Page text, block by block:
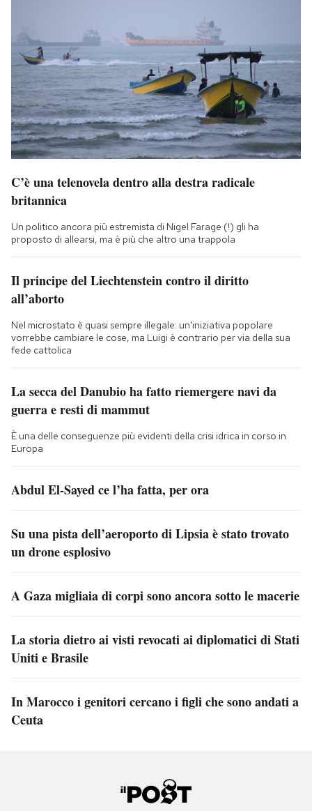
C’è una telenovela dentro alla destra radicale
britannica
Un politico ancora più estremista di Nigel Farage (!) gli ha
proposto di allearsi, ma è più che altro una trappola
Il principe del Liechtenstein contro il diritto
all’aborto
Nel microstato è quasi sempre illegale: un'iniziativa popolare
vorrebbe cambiare le cose, ma Luigi è contrario per via della sua
fede cattolica
La secca del Danubio ha fatto riemergere navi da
guerra e resti di mammut
È una delle conseguenze più evidenti della crisi idrica in corso in
Europa
Abdul El-Sayed ce l’ha fatta, per ora
Su una pista dell’aeroporto di Lipsia è stato trovato
un drone esplosivo
A Gaza migliaia di corpi sono ancora sotto le macerie
La storia dietro ai visti revocati ai diplomatici di Stati
Uniti e Brasile
In Marocco i genitori cercano i figli che sono andati a
Ceuta